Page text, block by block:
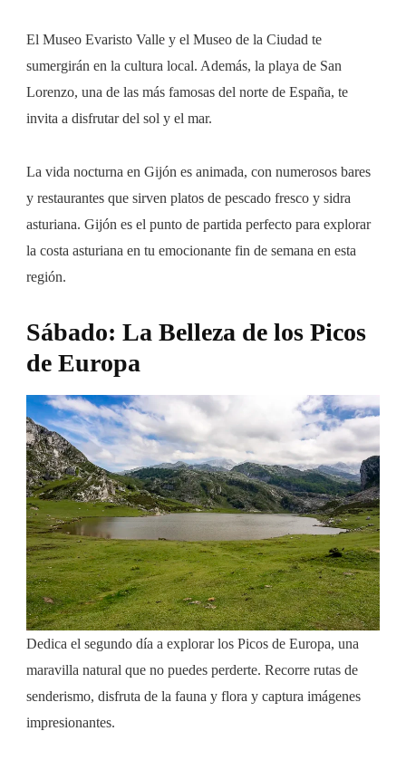
El Museo Evaristo Valle y el Museo de la Ciudad te
sumergirán en la cultura local. Además, la playa de San
Lorenzo, una de las más famosas del norte de España, te
invita a disfrutar del sol y el mar.
La vida nocturna en Gijón es animada, con numerosos bares
y restaurantes que sirven platos de pescado fresco y sidra
asturiana. Gijón es el punto de partida perfecto para explorar
la costa asturiana en tu emocionante fin de semana en esta
región.
Sábado: La Belleza de los Picos
de Europa
Dedica el segundo día a explorar los Picos de Europa, una
maravilla natural que no puedes perderte. Recorre rutas de
senderismo, disfruta de la fauna y flora y captura imágenes
impresionantes.